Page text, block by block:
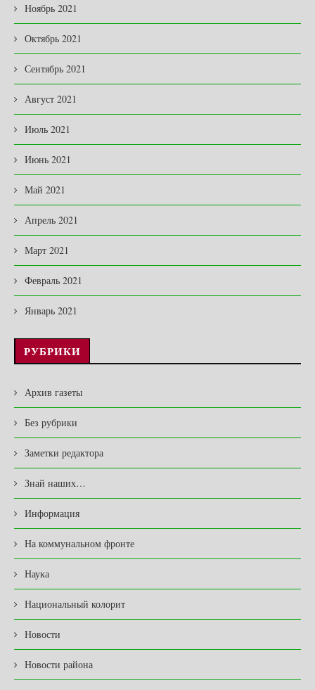
Ноябрь 2021
Октябрь 2021
Сентябрь 2021
Август 2021
Июль 2021
Июнь 2021
Май 2021
Апрель 2021
Март 2021
Февраль 2021
Январь 2021
РУБРИКИ
Архив газеты
Без рубрики
Заметки редактора
Знай наших…
Информация
На коммунальном фронте
Наука
Национальный колорит
Новости
Новости района